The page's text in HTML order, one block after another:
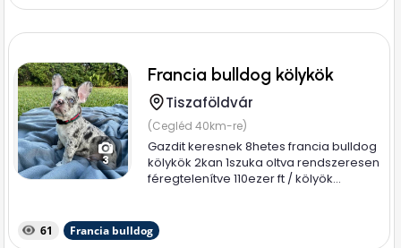
3
Francia bulldog kölykök
Tiszaföldvár
(Cegléd 40km-re)
Gazdit keresnek 8hetes francia bulldog
kölykök 2kan 1szuka oltva rendszeresen
féregtelenítve 110ezer ft / kölyök...
61 Francia bulldog